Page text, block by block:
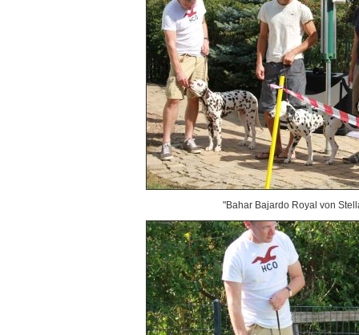
"Bahar Bajardo Royal von